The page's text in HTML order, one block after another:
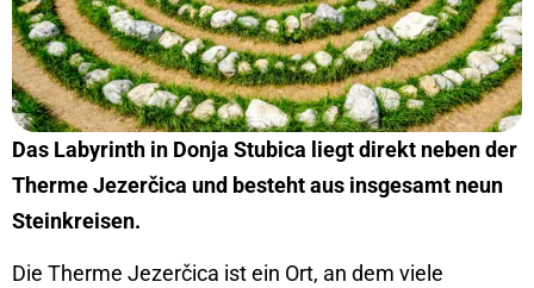
Das Labyrinth in Donja Stubica liegt direkt neben der
Therme Jezerčica und besteht aus insgesamt neun
Steinkreisen.
Die Therme Jezerčica ist ein Ort, an dem viele